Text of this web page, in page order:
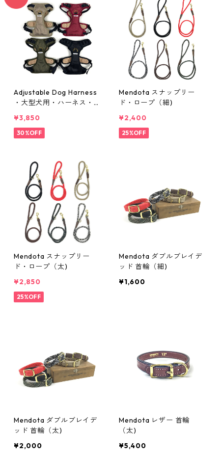
Adjustable Dog Harness
・大型犬用・ハーネス・サ
¥3,850
30%OFF
Mendota スナップリー
ド・ロープ（細)
¥2,400
25%OFF
Mendota スナップリー
ド・ロープ（太)
¥2,850
25%OFF
Mendota ダブルブレイデ
ッド 首輪（細)
¥1,600
Mendota ダブルブレイデ
ッド 首輪（太)
¥2,000
Mendota レザー 首輪
（太)
¥5,400